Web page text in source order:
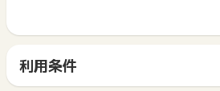
虚偽、いたずら、重複
注文キャンセル（クーリングオフ）
消費税 送料 クーポンおよびキャンペ
利用条件